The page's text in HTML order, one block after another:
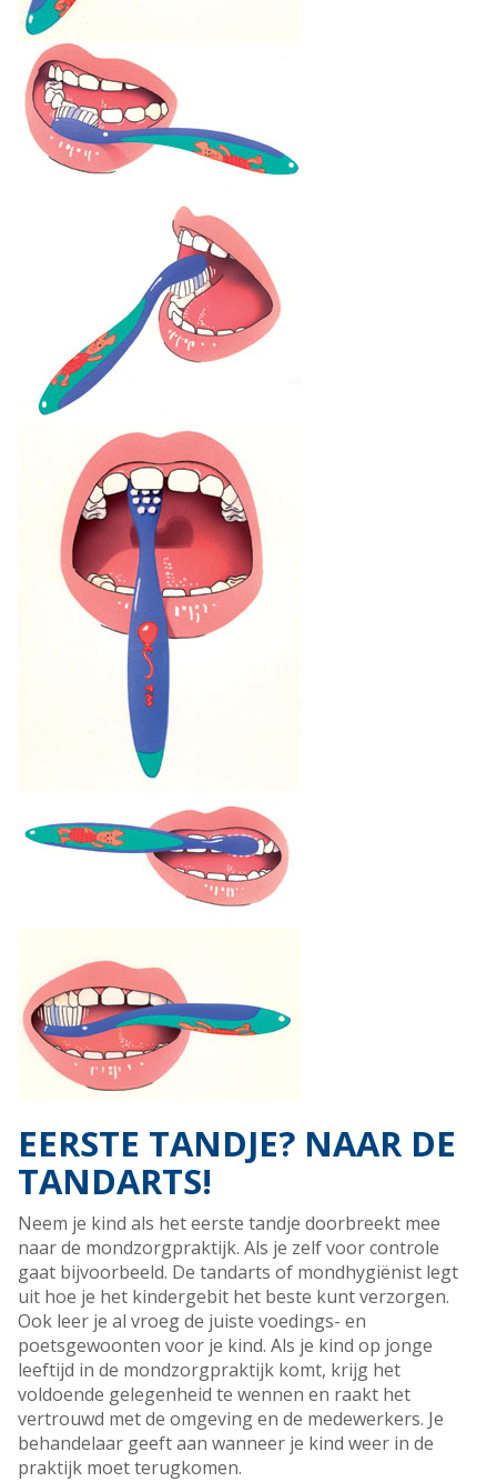
EERSTE TANDJE? NAAR DE
TANDARTS!
Neem je kind als het eerste tandje doorbreekt mee
naar de mondzorgpraktijk. Als je zelf voor controle
gaat bijvoorbeeld. De tandarts of mondhygiënist legt
uit hoe je het kindergebit het beste kunt verzorgen.
Ook leer je al vroeg de juiste voedings- en
poetsgewoonten voor je kind. Als je kind op jonge
leeftijd in de mondzorgpraktijk komt, krijg het
voldoende gelegenheid te wennen en raakt het
vertrouwd met de omgeving en de medewerkers. Je
behandelaar geeft aan wanneer je kind weer in de
praktijk moet terugkomen.